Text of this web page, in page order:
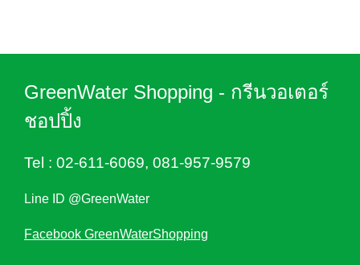
GreenWater Shopping - กรีนวอเตอร์
ชอปปิ้ง
Tel : 02-611-6069, 081-957-9579
Line ID @GreenWater
Facebook GreenWaterShopping